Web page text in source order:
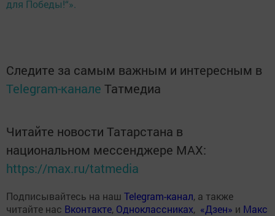
для Победы!“».
Следите за самым важным и интересным в
Telegram-канале Татмедиа
Читайте новости Татарстана в
национальном мессенджере MАХ:
https://max.ru/tatmedia
Подписывайтесь на наш Telegram-канал, а также
читайте нас Вконтакте, Одноклассниках, «Дзен» и Макс